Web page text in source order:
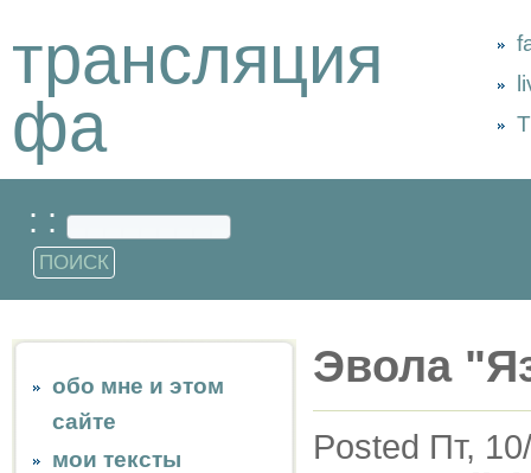
трансляция
фа
: :
обо мне и этом
сайте
мои тексты
Эвола
Posted Пт,